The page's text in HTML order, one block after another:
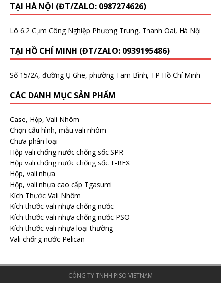
TẠI HÀ NỘI (ĐT/ZALO: 0987274626)
Lô 6.2 Cụm Công Nghiệp Phương Trung, Thanh Oai, Hà Nội
TẠI HỒ CHÍ MINH (ĐT/ZALO: 0939195486)
Số 15/2A, đường Ụ Ghe, phường Tam Bình, TP Hồ Chí Minh
CÁC DANH MỤC SẢN PHẨM
Case, Hộp, Vali Nhôm
Chọn cấu hình, mẫu vali nhôm
Chưa phân loại
Hộp vali chống nước chống sốc SPR
Hộp vali chống nước chống sốc T-REX
Hộp, vali nhựa
Hộp, vali nhựa cao cấp Tgasumi
Kích Thước Vali Nhôm
Kích thước vali nhựa chống nước
Kích thước vali nhựa chống nước PSO
Kích thước vali nhựa loại thường
Vali chống nước Pelican
CÔNG TY TNHH PISO VIETNAM